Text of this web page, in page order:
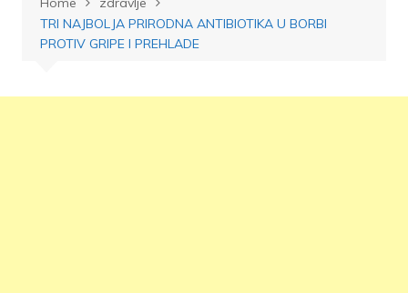
TRI NAJBOLJA PRIRODNA ANTIBIOTIKA U BORBI
PROTIV GRIPE I PREHLADE